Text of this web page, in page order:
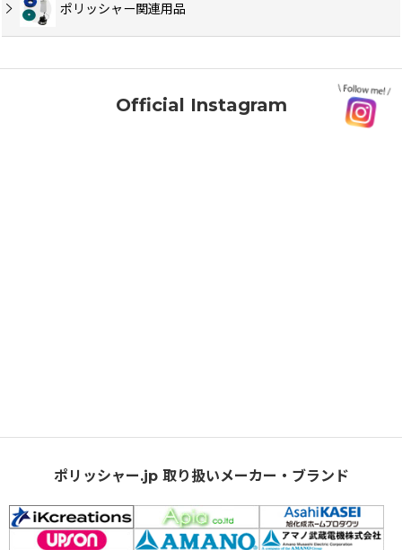
ポリッシャー関連用品
Official Instagram
ポリッシャー.jp 取り扱いメーカー・ブランド